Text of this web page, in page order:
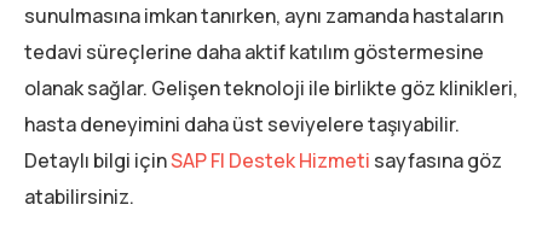
sunulmasına imkan tanırken, aynı zamanda hastaların
tedavi süreçlerine daha aktif katılım göstermesine
olanak sağlar. Gelişen teknoloji ile birlikte göz klinikleri,
hasta deneyimini daha üst seviyelere taşıyabilir.
Detaylı bilgi içinSAP FI Destek Hizmeti sayfasına göz
atabilirsiniz.